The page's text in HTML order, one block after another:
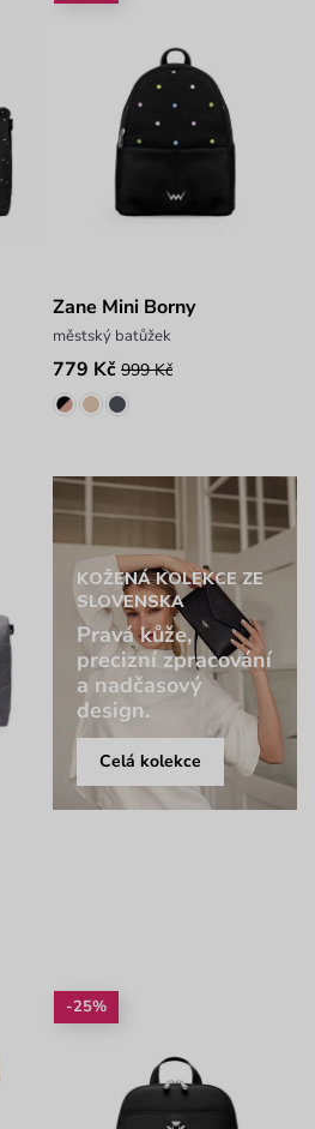
Zane Mini Borny
městský batůžek
779 Kč 999 Kč
KOŽENÁ KOLEKCE ZE
SLOVENSKA
Pravá kůže,
precizní zpracování
a nadčasový
design.
Celá kolekce
-25%